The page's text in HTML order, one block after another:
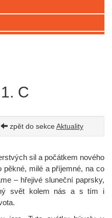
C
zpět do sekceAktuality
sil a počátkem nového
milé a příjemné, na co
– hřejivé sluneční paprsky,
svět kolem nás a s tím i